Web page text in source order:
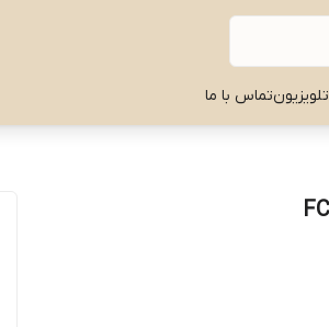
تلویزیونتماس با ما